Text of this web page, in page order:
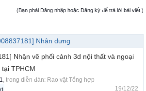
(Bạn phải Đăng nhập hoặc Đăng ký để trả lời bài viết.)
Nhận dựng
Nhận vẽ phối cảnh 3d nội thất và ngoại
TPHCM
, trong diễn đàn: Rao vặt Tổng hợp
19/12/22